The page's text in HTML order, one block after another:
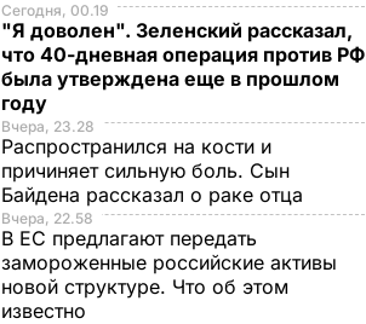
Сегодня, 00.19
"Я доволен". Зеленский рассказал,
что 40-дневная операция против РФ
была утверждена еще в прошлом
году
Вчера, 23.28
Распространился на кости и
причиняет сильную боль. Сын
Байдена рассказал о раке отца
Вчера, 22.58
В ЕС предлагают передать
замороженные российские активы
новой структуре. Что об этом
известно